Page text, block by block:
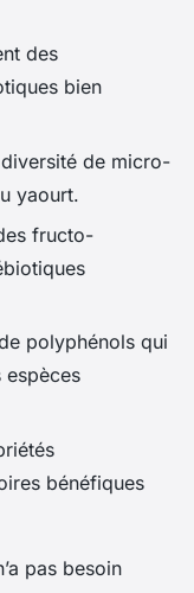
des
bien
de micro-
yaourt.
fructo-
polyphénols qui
espèces
bénéfiques
pas besoin